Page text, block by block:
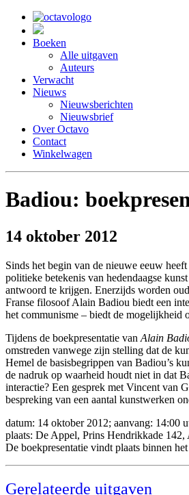
Boeken
Alle uitgaven
Auteurs
Verwacht
Nieuws
Nieuwsberichten
Nieuwsbrief
Over Octavo
Contact
Winkelwagen
Badiou:
14 oktober 2012
Sinds het begin van de nieuwe eeuw
politieke betekenis van hedendaagse
antwoord te krijgen. Enerzijds worden
Franse filosoof Alain Badiou biedt een
het communisme – biedt de mogelijkheid
Tijdens de boekpresentatie van Alain
omstreden vanwege zijn stelling dat de
Hemel de basisbegrippen van Badiou’s
de nadruk op waarheid houdt niet in dat
interactie? Een gesprek met Vincent van
bespreking van een aantal kunstwerken
datum: 14 oktober 2012; aanvang: 14:00
plaats: De Appel, Prins Hendrikkade 142,
De boekpresentatie vindt plaats binnen
Gerelateerde uitgaven